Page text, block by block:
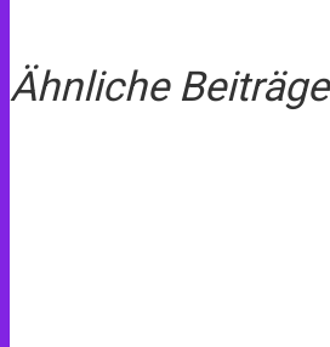
Ähnliche Beiträge